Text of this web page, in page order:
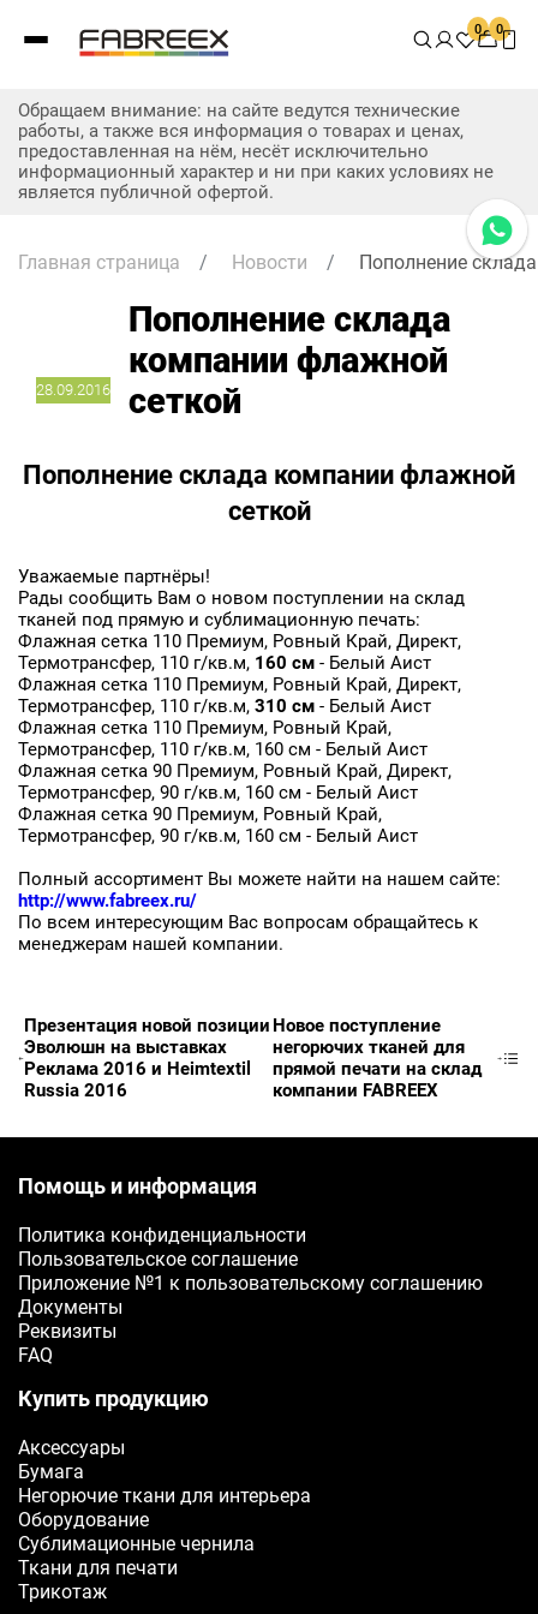
0 0
Обращаем внимание: на сайте ведутся технические
работы, а также вся информация о товарах и ценах,
предоставленная на нём, несёт исключительно
информационный характер и ни при каких условиях не
является публичной офертой.
Главная страница / Новости / Пополнение
28.09.2016
Пополнение склада
компании флажной
сеткой
Пополнение склада компании флажной
сеткой
Уважаемые партнёры!
Рады сообщить Вам о новом поступлении на склад
тканей под прямую и сублимационную печать:
Флажная сетка 110 Премиум, Ровный Край, Директ,
Термотрансфер, 110 г/кв.м, 160 см - Белый Аист
Флажная сетка 110 Премиум, Ровный Край, Директ,
Термотрансфер, 110 г/кв.м, 310 см - Белый Аист
Флажная сетка 110 Премиум, Ровный Край,
Термотрансфер, 110 г/кв.м, 160 см - Белый Аист
Флажная сетка 90 Премиум, Ровный Край, Директ,
Термотрансфер, 90 г/кв.м, 160 см - Белый Аист
Флажная сетка 90 Премиум, Ровный Край,
Термотрансфер, 90 г/кв.м, 160 см - Белый Аист
Полный ассортимент Вы можете найти на нашем сайте:
http://www.fabreex.ru/
По всем интересующим Вас вопросам обращайтесь к
менеджерам нашей компании.
Презентация новой позиции
Эволюшн на выставках
Реклама 2016 и Heimtextil
Russia 2016
Новое поступление
негорючих тканей для
прямой печати на склад
компании FABREEX
Заявка на бесплатные образцы
ФИО
Ваше имя
Телефон
E-mail
ОТПРАВИТЬ
Помощь и информация
Политика конфиденциальности
Пользовательское соглашение
Приложение №1 к пользовательскому соглашению
Документы
Реквизиты
FAQ
Купить продукцию
Аксессуары
Бумага
Негорючие ткани для интерьера
Оборудование
Сублимационные чернила
Ткани для печати
Трикотаж